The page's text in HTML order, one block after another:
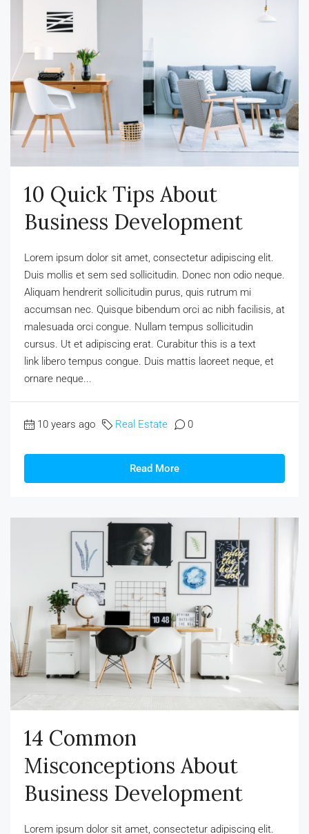
10 Quick Tips About
Business Development
Lorem ipsum dolor sit amet, consectetur adipiscing elit.
Duis mollis et sem sed sollicitudin. Donec non odio neque.
Aliquam hendrerit sollicitudin purus, quis rutrum mi
accumsan nec. Quisque bibendum orci ac nibh facilisis, at
malesuada orci congue. Nullam tempus sollicitudin
cursus. Ut et adipiscing erat. Curabitur this is a text
link libero tempus congue. Duis mattis laoreet neque, et
ornare neque...
10 years ago Real Estate 0
Read More
14 Common
Misconceptions About
Business Development
Lorem ipsum dolor sit amet, consectetur adipiscing elit.